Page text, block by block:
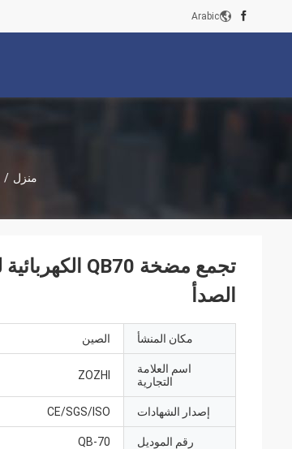
Arabic
منزل /
الصدأ
مكان المنشأ الصين
اسم العلامة
التجارية
ZOZHI
إصدار الشهادات CE/SGS/ISO
رقم الموديل QB-70